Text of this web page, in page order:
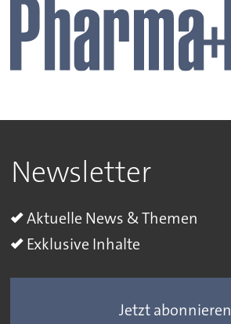
Newsletter
Aktuelle News & Themen
Exklusive Inhalte
Jetzt abonnieren